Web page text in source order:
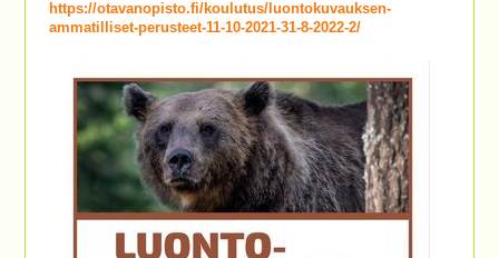
https://otavanopisto.fi/koulutus/luontokuvauksen-
ammatilliset-perusteet-11-10-2021-31-8-2022-2/